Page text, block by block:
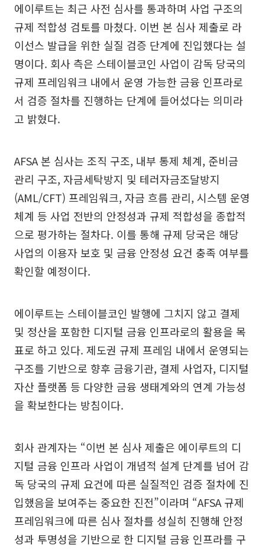
에이루트는 최근 사전 심사를 통과하며 사업 구조의
규제 적합성 검토를 마쳤다. 이번 본 심사 제출로 라
이선스 발급을 위한 실질 검증 단계에 진입했다는 설
명이다. 회사 측은 스테이블코인 사업이 감독 당국의
규제 프레임워크 내에서 운영 가능한 금융 인프라로
서 검증 절차를 진행하는 단계에 들어섰다는 의미라
고 밝혔다.
AFSA 본 심사는 조직 구조, 내부 통제 체계, 준비금
관리 구조, 자금세탁방지 및 테러자금조달방지
(AML/CFT) 프레임워크, 자금 흐름 관리, 시스템 운영
체계 등 사업 전반의 안정성과 규제 적합성을 종합적
으로 평가하는 절차다. 이를 통해 규제 당국은 해당
사업의 이용자 보호 및 금융 안정성 요건 충족 여부를
확인할 예정이다.
에이루트는 스테이블코인 발행에 그치지 않고 결제
및 정산을 포함한 디지털 금융 인프라로의 활용을 목
표로 하고 있다. 제도권 규제 프레임 내에서 운영되는
구조를 기반으로 향후 금융기관, 결제 사업자, 디지털
자산 플랫폼 등 다양한 금융 생태계와의 연계 가능성
을 확보한다는 방침이다.
회사 관계자는 “이번 본 심사 제출은 에이루트의 디
지털 금융 인프라 사업이 개념적 설계 단계를 넘어 감
독 당국의 규제 요건에 따른 실질적인 검증 절차에 진
입했음을 보여주는 중요한 진전”이라며 “AFSA 규제
프레임워크에 따른 심사 절차를 성실히 진행해 안정
성과 투명성을 기반으로 한 디지털 금융 인프라를 구